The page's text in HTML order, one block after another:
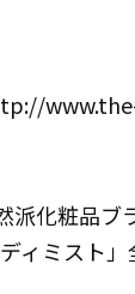
派化粧品ブ
ィミスト